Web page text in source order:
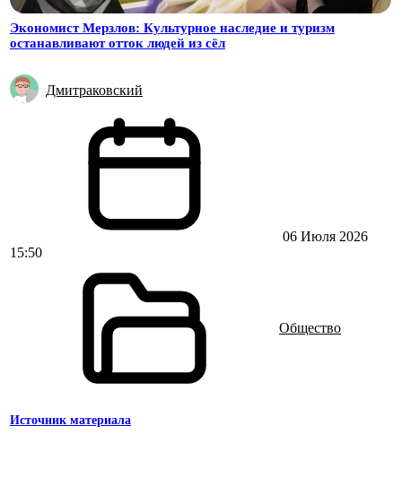
Экономист Мерзлов: Культурное наследие и туризм
останавливают отток людей из сёл
Дмитраковский
06 Июля 2026
15:50
Общество
Источник материала